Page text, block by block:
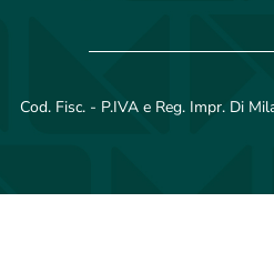
Cod. Fisc. - P.IVA e Reg. Impr. Di